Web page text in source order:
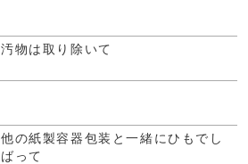
汚物は取り除いて
他の紙製容器包装と一緒にひもでし
ばって